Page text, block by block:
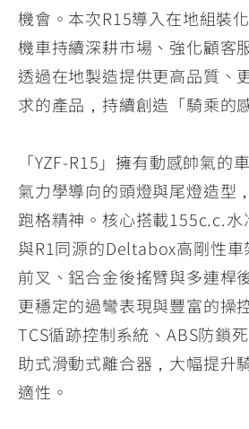
機會。本次R15導入在地組裝
機車持續深耕市場、強化顧客
透過在地製造提供更高品質、
求的產品，持續創造「騎乘的
「YZF-R15」擁有動感帥氣的
氣力學導向的頭燈與尾燈造型
跑格精神。核心搭載155c.c.水
與R1同源的Deltabox高剛性
前叉、鋁合金後搖臂與多連桿
更穩定的過彎表現與豐富的操
TCS循跡控制系統、ABS防鎖
助式滑動式離合器，大幅提升
適性。